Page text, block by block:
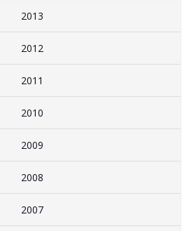
2013
2012
2011
2010
2009
2008
2007